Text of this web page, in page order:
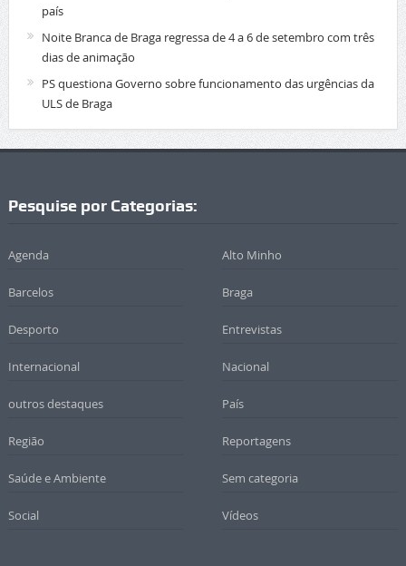
país
Noite Branca de Braga regressa de 4 a 6 de setembro com três
dias de animação
PS questiona Governo sobre funcionamento das urgências da
ULS de Braga
Pesquise por Categorias:
Agenda Alto Minho
Barcelos Braga
Desporto Entrevistas
Internacional Nacional
outros destaques País
Região Reportagens
Saúde e Ambiente Sem categoria
Social Vídeos